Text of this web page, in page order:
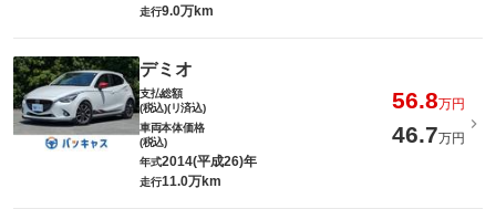
走行9.0万km
デミオ
支払総額
(税込)(リ済込)
56.8万円
車両本体価格
(税込)
46.7万円
年式2014(平成26)年
走行11.0万km